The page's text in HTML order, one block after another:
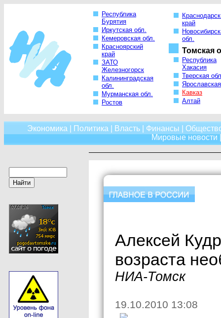
Республика
Бурятия
Иркутская обл.
Кемеровская обл.
Красноярский
край
ЗАТО
Железногорск
Калининградская
обл.
Мурманская обл.
Ростов
край
обл.
Томская
Республика
Хакасия
Тверская
Кавказ
Алтай
Экономика Политика Власть Финансы
Мировые новости
Алексей
возраста
НИА-Томск
19.10.2010 13:08